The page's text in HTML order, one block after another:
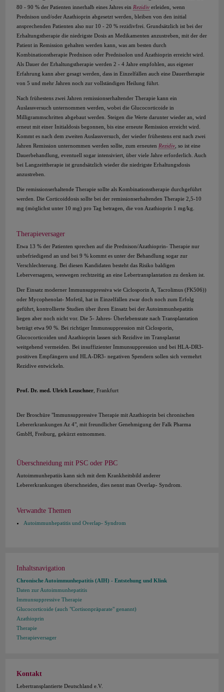
80 - 90 % der Patienten innerhalb eines Jahres ein Rezidiv erleiden, wenn
Prednison und/oder Azathioprin abgesetzt werden, bleiben von den initial
ansprechenden Patienten also nur 10 - 20 % rezidivfrei. Grundsätzlich ist bei der
Erhaltungstherapie die niedrigste Dosis an Medikamenten anzustreben, mit der der
Patient in Remission gehalten werden kann, was am besten durch
Kombinationstherapie Prednison oder Prednisolon und Azathioprin erreicht wird.
Als Dauer der Erhaltungstherapie werden 2 - 4 Jahre empfohlen, aus eigener
Erfahrung kann aber gesagt werden, dass in Einzelfällen auch eine Dauertherapie
von 5 und mehr Jahren noch zur vollständigen Heilung führt.
Nach frühestens zwei Jahren remissionserhaltender Therapie kann ein
Auslassversuch unternommen werden, wobei die Glucocorticoide in
Milligrammschritten abgebaut werden. Steigen die Werte darunter wieder an, wird
erneut mit einer Initialdosis begonnen, bis eine erneute Remission erreicht wird.
Kommt es nach dem zweiten Auslassversuch, der wieder frühestens erst nach zwei
Jahren Remission unternommen werden sollte, zum erneuten Rezidiv , so ist eine
Dauerbehandlung, eventuell sogar intensiviert, über viele Jahre erforderlich. Auch
bei Langzeittherapie ist grundsätzlich wieder die niedrigste Erhaltungsdosis
anzustreben.
Die remissionserhaltende Therapie sollte als Kombinationstherapie durchgeführt
werden. Die Corticoiddosis sollte bei der remissionserhaltenden Therapie 2,5-10
mg (möglichst unter 10 mg) pro Tag betragen, die von Azathioprin 1 mg/kg.
Therapieversager
Etwa 13 % der Patienten sprechen auf die Prednison/Azathioprin- Therapie nur
unbefriedigend an und bei 9 % kommt es unter der Behandlung sogar zur
Verschlechterung. Bei diesen Kandidaten besteht das Risiko baldigen
Leberversagens, weswegen rechtzeitig an eine Lebertransplantation zu denken ist.
Der Einsatz moderner Immunsuppressiva wie Ciclosporin A, Tacrolimus (FK506))
oder Mycophenolat- Mofetil, hat in Einzelfällen zwar doch noch zum Erfolg
geführt, kontrollierte Studien über ihren Einsatz bei der Autoimmunhepatitis
liegen aber noch nicht vor. Die 5- Jahres- Überlebensrate nach Transplantation
beträgt etwa 90 %. Bei richtiger Immunsuppression mit Ciclosporin,
Glucocorticoiden und Azathioprin lassen sich Rezidive im Transplantat
weitgehend vermeiden. Bei insuffizienter Immunsuppression und bei HLA-DR3-
positiven Empfängern und HLA-DR3- negativen Spendern sollen sich vermehrt
Rezidive entwickeln.
Prof. Dr. med. Ulrich Leuschner , Frankfurt
Der Broschüre "Immunsuppressive Therapie mit Azathioprin bei chronischen
Lebererkrankungen Az 4", mit freundlicher Genehmigung der Falk Pharma
GmbH, Freiburg, gekürzt entnommen.
Überschneidung mit PSC oder PBC
Autoimmunhepatiis kann sich mit dem Krankheitsbild anderer
Lebererkrankungen überschneiden, dies nennt man Overlap- Syndrom.
Verwandte Themen
Autoimmunhepatitis und Overlap- Syndrom
Inhaltsnavigation
Chronische Autoimmunhepatitis (AIH) - Entstehung und Klink
Daten zur Autoimmunhepatitis
Immunsuppressive Therapie
Glucocorticoide (auch "Cortisonpräparate" genannt)
Azathioprin
Therapie
Therapieversager
Kontakt
Lebertransplantierte Deutschland e.V.